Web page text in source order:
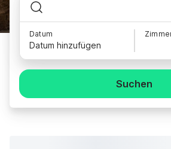
Datum
Datum hinzufügen
Suchen